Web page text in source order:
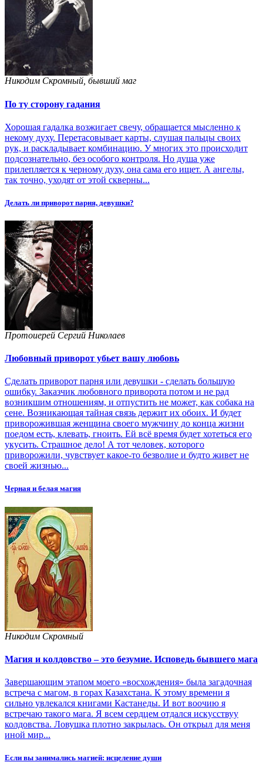
Никодим Скромный, бывший маг
По ту сторону гадания
Хорошая гадалка возжигает свечу, обращается мысленно к
некому духу. Перетасовывает карты, слушая пальцы своих
рук, и раскладывает комбинацию. У многих это происходит
подсознательно, без особого контроля. Но душа уже
прилепляется к черному духу, она сама его ищет. А ангелы,
так точно, уходят от этой скверны...
Делать ли приворот парня, девушки?
Протоиерей Сергий Николаев
Любовный приворот убьет вашу любовь
Сделать приворот парня или девушки - сделать большую
ошибку. Заказчик любовного приворота потом и не рад
возникшим отношениям, и отпустить не может, как собака на
сене. Возникающая тайная связь держит их обоих. И будет
приворожившая женщина своего мужчину до конца жизни
поедом есть, клевать, гноить. Ей всё время будет хотеться его
укусить. Страшное дело! А тот человек, которого
приворожили, чувствует какое-то безволие и будто живет не
своей жизнью...
Черная и белая магия
Никодим Скромный
Магия и колдовство – это безумие. Исповедь бывшего мага
Завершающим этапом моего «восхождения» была загадочная
встреча с магом, в горах Казахстана. К этому времени я
сильно увлекался книгами Кастанеды. И вот воочию я
встречаю такого мага. Я всем сердцем отдался искусствуу
колдовства. Ловушка плотно закрылась. Он открыл для меня
иной мир...
Если вы занимались магией: исцеление души